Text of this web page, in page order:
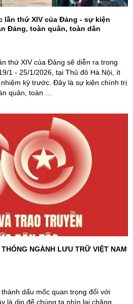
lần thứ XIV của Đảng - sự kiện
Đảng, toàn quân, toàn dân
thứ XIV của Đảng sẽ diễn ra trong
1 - 25/1/2026, tại Thủ đô Hà Nội, ít
kỳ trước. Đây là sự kiện chính trị
quân, toàn ...
NGÀNH LƯU TRỮ VIỆT NAM
dấu mốc quan trọng đối với
là dịp để chúng ta nhìn lại chặng